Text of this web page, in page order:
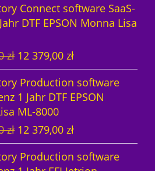
t
k
e
u
t
e
Connect software SaaS-
DTF EPSON Monna Lisa
zł U
r
s
p
r
ü
n
g
12 379,00 złA
k
u
l
l
e
Production software
1 Jahr DTF EPSON
ML-8000
zł U
r
s
12 379,00 złA
k
Production software